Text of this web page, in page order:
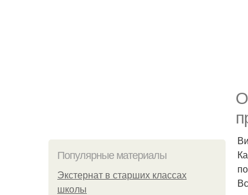
Популярные материалы
Экстернат в старших классах
школы